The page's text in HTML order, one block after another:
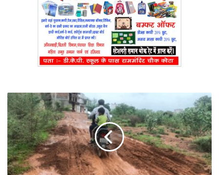
बारिश
में
स्कूल
पहुंचना
हुआ
दुभर
,सबसे
ज्यादा